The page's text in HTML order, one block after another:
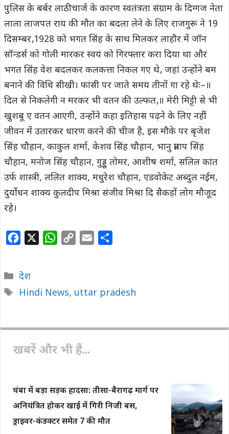
पुलिस के बर्बर लाठीचार्ज के कारण स्वतंत्रता संग्राम के दिग्गज नेता
लाला लाजपत राय की मौत का बदला लेने के लिए राजगुरू ने 19
दिसम्बर‚1928 को भगत सिंह के साथ मिलकर लाहौर में जॉन
सॉन्डर्स को गोली मारकर स्वयं को गिरफ्तार करा दिया था और
भगत सिंह वेश बदलकर कलकत्ता निकल गए थे‚ जहां उन्होंने बम
बनाने की विधि सीखी। फांसी पर जाते समय तीनों गा रहे थेः–॥
दिल से निकलेगी न मरकर भी वतन की उल्फत‚॥ मेरी मिट्टी से भी
खुशबू ए वतन आएगी, उन्होंने कहा इतिहास पढ़ने के लिए नहीं
जीवन में उतारकर धारण करने की चीज है, इस मौके पर बृजेश
सिंह चौहान, काकुल शर्मा, केशव सिंह चौहान, भानु प्रताप सिंह
चौहान, मनोज सिंह चौहान, गुड्डू तोमर, आशीष शर्मा, सलिल कांत
उर्फ शास्त्री, ललित शाक्य, मधुरेश चौहान, एडवोकेट अब्दुल नईम,
दुर्योधन शाक्य कुलदीप मिश्रा संजीव मिश्रा दि सैकड़ों लोग मौजूद
रहे।
e
b
W
s
L
l
e
Categories
देश
Tags
Hindi News, uttar pradesh
खबरें और भी हैं...
चंबा में बड़ा सड़क हादसा: तीसा-बैरागढ़ मार्ग पर
अनियंत्रित होकर खाई में गिरी निजी बस,
ड्राइवर-कंडक्टर समेत 7 की मौत